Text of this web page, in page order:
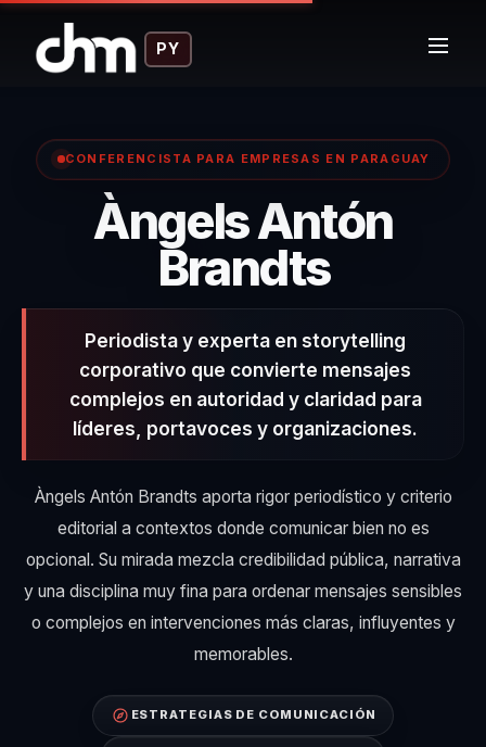
PY
CONFERENCISTA PARA EMPRESAS EN PARAGUAY
Àngels Antón
Brandts–
Periodista y experta en storytelling
corporativo que convierte mensajes
complejos en autoridad y claridad para
líderes, portavoces y organizaciones.
Àngels Antón Brandts aporta rigor periodístico y criterio
editorial a contextos donde comunicar bien no es
opcional. Su mirada mezcla credibilidad pública, narrativa
y una disciplina muy fina para ordenar mensajes sensibles
o complejos en intervenciones más claras, influyentes y
memorables.
ESTRATEGIAS DE COMUNICACIÓN